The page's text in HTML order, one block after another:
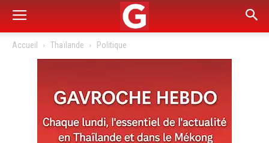
Accueil Thaïlande Politique